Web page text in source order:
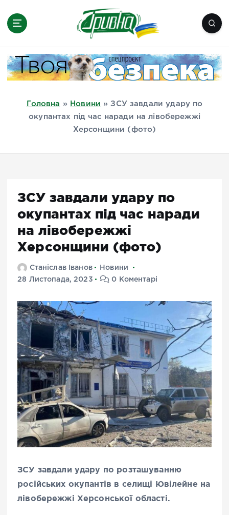
Миколаїв, Одеса, Мелітополь
Головна » Новини »ЗСУ завдали удару по
окупантах під час наради на лівобережжі
Херсонщини (фото)
ЗСУ завдали удару по
окупантах під час наради
на лівобережжі
Херсонщини (фото)
Станіслав Іванов
Новини
28 Листопада, 2023
0 Коментарі
ЗСУ завдали удару по розташуванню
російських окупантів в селищі Ювілейне на
лівобережжі Херсонської області.